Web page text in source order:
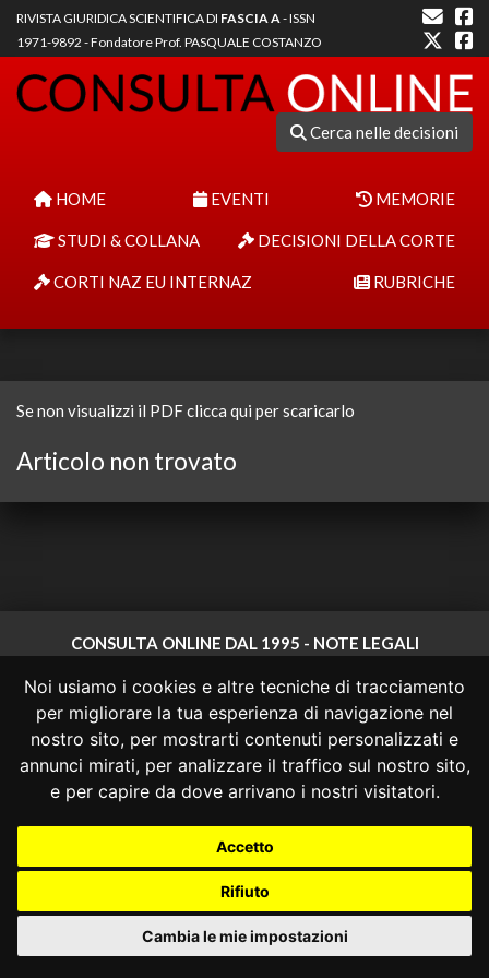
Noi usiamo i cookies e altre tecniche di tracciamento
per migliorare la tua esperienza di navigazione nel
nostro sito, per mostrarti contenuti personalizzati e
annunci mirati, per analizzare il traffico sul nostro sito,
e per capire da dove arrivano i nostri visitatori.
Accetto
Rifiuto
Cambia le mie impostazioni
RIVISTA GIURIDICA SCIENTIFICA DI FASCIA A- ISSN
1971-9892 - Fondatore Prof. PASQUALE COSTANZO
Cerca nelle decisioni
HOME EVENTI MEMORIE
STUDI & COLLANA DECISIONI DELLA CORTE
CORTI NAZ EU INTERNAZ RUBRICHE
Se non visualizzi il PDF clicca qui per scaricarlo
Articolo non trovato
CONSULTA ONLINE DAL 1995 - NOTE LEGALI
Consulta OnLine non ha prodotto e non è responsabile per i contenuti e
le informazioni legali di siti collegati.
La consultazione di questi o del materiale contenuto nel sito non
costituisce una relazione di consulenza legale.
Nessuno deve confidare o agire in base alle informazioni disponibili in
questo sito senza una consulenza legale professionale.
Consulta OnLine|